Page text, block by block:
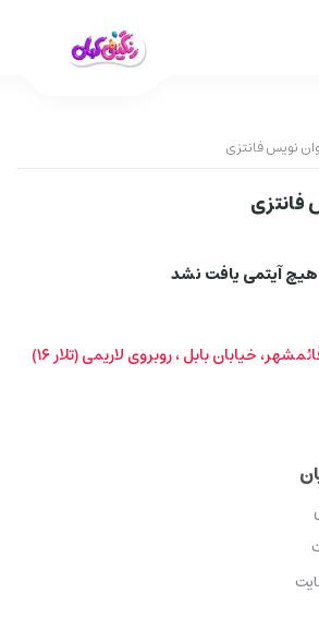
نویس فانتزی
فانتزی
هیچ آیتمی یافت نشد
خیابان بابل ، روبروی لاریمی (تلار ۱۶)